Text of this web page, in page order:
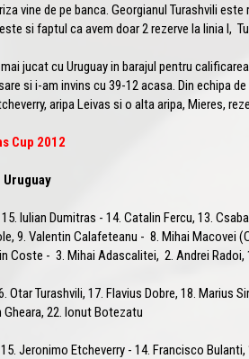
vine de pe banca. Georgianul Turashvili
si faptul ca avem doar 2 rezerve la linia I,
jucat cu Uruguay in barajul pentru
si i-am invins cu 39-12 acasa. Din echipa
aripa Leivas si o alta aripa, Mieres,
Cup 2012
Uruguay
15. Iulian Dumitras - 14. Catalin Fercu, 13.
9. Valentin Calafeteanu - 8. Mihai Macovei
Coste - 3. Mihai Adascalitei, 2. Andrei Radoi,
Otar Turashvili, 17. Flavius Dobre, 18. Marius
22. Ionut Botezatu
15. Jeronimo Etcheverry - 14. Francisco